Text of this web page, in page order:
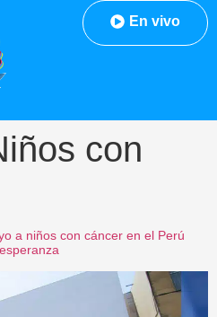
En vivo
con
a niños con cáncer en el Perú